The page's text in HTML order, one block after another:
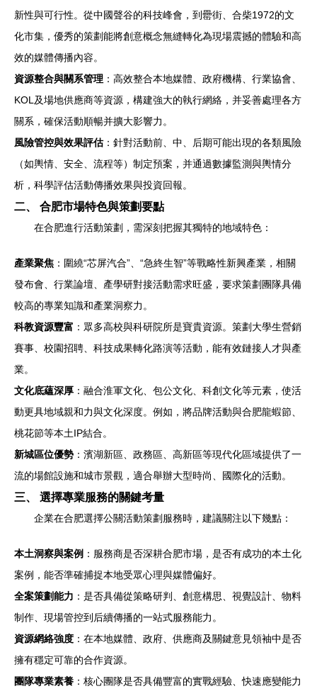
新性與可行性。從中國聲谷的科技峰會，到罍街、合柴1972的文
化市集，優秀的策劃能將創意概念無縫轉化為現場震撼的體驗和高
效的媒體傳播內容。
資源整合與關系管理 ：高效整合本地媒體、政府機構、行業協會、
KOL及場地供應商等資源，構建強大的執行網絡，并妥善處理各方
關系，確保活動順暢并擴大影響力。
風險管控與效果評估：針對活動前、中、后期可能出現的各類風險
（如輿情、安全、流程等）制定預案，并通過數據監測與輿情分
析，科學評估活動傳播效果與投資回報。
二、 合肥市場特色與策劃要點
在合肥進行活動策劃，需深刻把握其獨特的地域特色：
產業聚焦 ：圍繞“芯屏汽合”、“急終生智”等戰略性新興產業，相關
發布會、行業論壇、產學研對接活動需求旺盛，要求策劃團隊具備
較高的專業知識和產業洞察力。
科教資源豐富 ：眾多高校與科研院所是寶貴資源。策劃大學生營銷
賽事、校園招聘、科技成果轉化路演等活動，能有效鏈接人才與產
業。
文化底蘊深厚 ：融合淮軍文化、包公文化、科創文化等元素，使活
動更具地域親和力與文化深度。例如，將品牌活動與合肥龍蝦節、
桃花節等本土IP結合。
新城區位優勢 ：濱湖新區、政務區、高新區等現代化區域提供了一
流的場館設施和城市景觀，適合舉辦大型時尚、國際化的活動。
三、 選擇專業服務的關鍵考量
企業在合肥選擇公關活動策劃服務時，建議關注以下幾點：
本土洞察與案例 ：服務商是否深耕合肥市場，是否有成功的本土化
案例，能否準確捕捉本地受眾心理與媒體偏好。
全案策劃能力 ：是否具備從策略研判、創意構思、視覺設計、物料
制作、現場管控到后續傳播的一站式服務能力。
資源網絡強度 ：在本地媒體、政府、供應商及關鍵意見領袖中是否
擁有穩定可靠的合作資源。
團隊專業素養 ：核心團隊是否具備豐富的實戰經驗、快速應變能力